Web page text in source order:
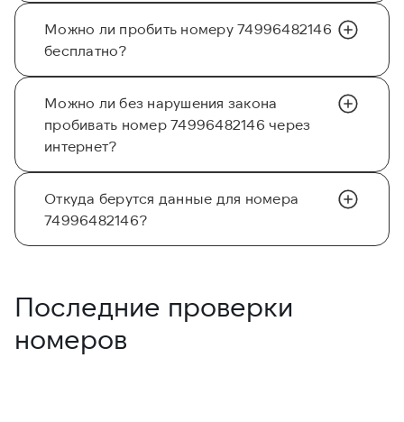
Можно ли пробить номеру 74996482146
бесплатно?
Можно ли без нарушения закона
пробивать номер 74996482146 через
интернет?
Откуда берутся данные для номера
74996482146?
Последние проверки
номеров